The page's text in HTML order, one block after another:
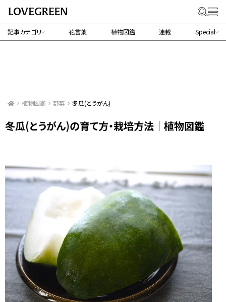
記事カテゴリ 花言葉 植物図鑑 連載 Special
植物図鑑 野菜 冬瓜(とうがん)
冬瓜(とうがん)の育て方・栽培方法｜植物図鑑